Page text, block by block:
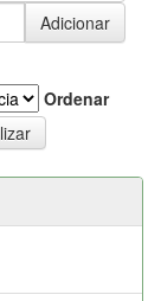
Ordenar